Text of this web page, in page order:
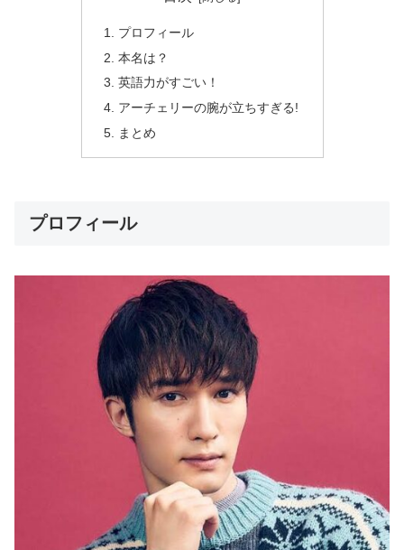
プロフィール
本名は？
英語力がすごい！
アーチェリーの腕が立ちすぎる!
まとめ
プロフィール